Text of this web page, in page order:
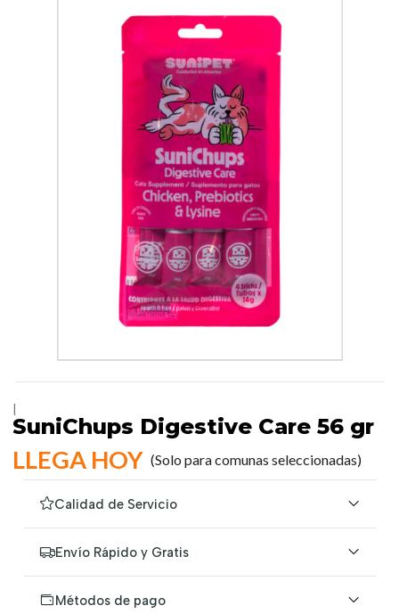
SuniChups Digestive Care 56 gr
LLEGA HOY (Solo para comunas seleccionadas)
Calidad de Servicio
Envío Rápido y Gratis
Métodos de pago